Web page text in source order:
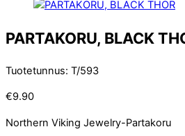
PARTAKORU, BLACK
Tuotetunnus: T/593
€9.90
Northern Viking Jewelry-Partakoru